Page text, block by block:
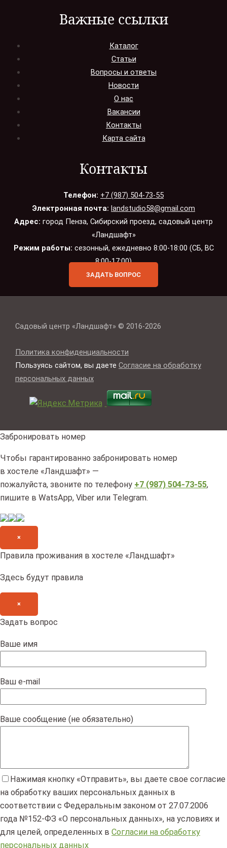
Важные ссылки
Каталог
Статьи
Вопросы и ответы
Новости
О нас
Вакансии
Контакты
Карта сайта
Контакты
Телефон: +7 (987) 504-73-55
Электронная почта: landstudio58@gmail.com
Адрес: город Пенза, Сибирский проезд, садовый центр
«Ландшафт»
Режим работы: сезонный, ежедневно 8:00-18:00 (СБ, ВС
8:00-17:00)
ЗАДАТЬ ВОПРОС
Садовый центр «Ландшафт» © 2016-2026
Политика конфиденциальности
Пользуясь сайтом, вы даете Согласие на обработку
персональных данных
Забронировать номер
Чтобы гарантированно забронировать номер
в хостеле «Ландшафт» —
пожалуйста, звоните по телефону +7 (987) 504-73-55,
пишите в WatsApp, Viber или Telegram.
×
Правила проживания в хостеле «Ландшафт»
Здесь будут правила
×
Задать вопрос
Ваше имя
Ваш e-mail
Ваше сообщение (не обязательно)
Нажимая кнопку «Отправить», вы даете свое согласие
на обработку ваших персональных данных в
соответствии с Федеральным законом от 27.07.2006
года №152-ФЗ «О персональных данных», на условиях и
для целей, определенных в Согласии на обработку
персональных данных